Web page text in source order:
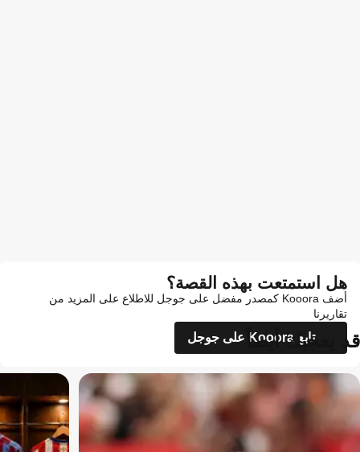
هل استمتعت بهذه القصة؟
أضف Kooora كمصدر مفضل على جوجل للاطلاع على المزيد من
تقاريرنا
تابع Kooora على جوجل
قد يعجبك أيضاً